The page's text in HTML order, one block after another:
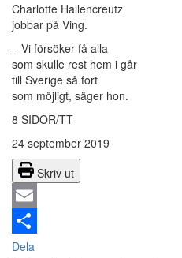
Charlotte Hallencreutz
jobbar på Ving.
– Vi försöker få alla
som skulle rest hem i går
till Sverige så fort
som möjligt, säger hon.
8 SIDOR/TT
24 september 2019
Skriv ut
Email
Dela